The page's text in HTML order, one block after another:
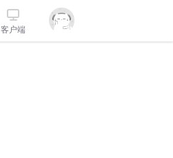
客户端